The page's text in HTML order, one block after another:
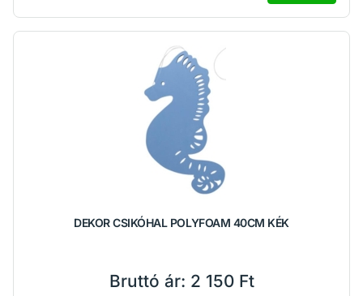
DEKOR CSIKÓHAL POLYFOAM 40CM KÉK
Bruttó ár: 2 150 Ft